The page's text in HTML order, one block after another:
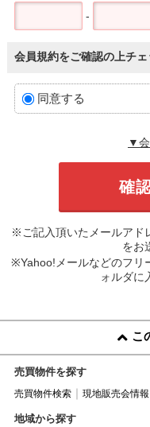
-
会員規約をご確認の上チ
同意する
▼
※ご記入頂いたメールアド
をお
※Yahoo!メールなどのフリ
ォルダに
こ
売買物件を探す
売買物件検索 現地販売会情報
地域から探す